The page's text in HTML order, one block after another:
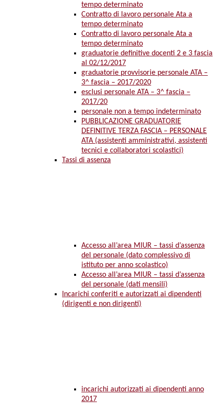
tempo determinato
Contratto di lavoro personale Ata a
tempo determinato
Contratto di lavoro personale Ata a
tempo determinato
graduatorie definitive docenti 2 e 3 fascia
al 02/12/2017
graduatorie provvisorie personale ATA –
3^ fascia – 2017/2020
esclusi personale ATA – 3^ fascia –
2017/20
personale non a tempo indeterminato
PUBBLICAZIONE GRADUATORIE
DEFINITIVE TERZA FASCIA – PERSONALE
ATA (assistenti amministrativi, assistenti
tecnici e collaboratori scolastici)
Tassi di assenza
Accesso all’area MIUR – tassi d’assenza
del personale (dato complessivo di
istituto per anno scolastico)
Accesso all’area MIUR – tassi d’assenza
del personale (dati mensili)
Incarichi conferiti e autorizzati ai dipendenti
(dirigenti e non dirigenti)
incarichi autorizzati ai dipendenti anno
2017